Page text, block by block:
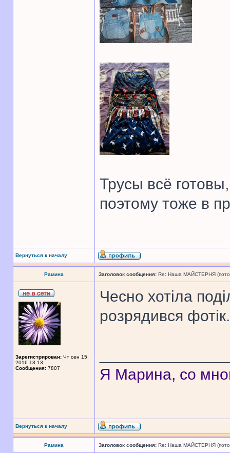
Трусы всё
поэтому тоже в
Вернуться к началу
Рамина Заголовок сообщения: Re: Наша МАЙСТЕРНЯ
Зарегистрирован: Чт сен 15,
2016 13:13
Сообщения: 7807
Чесно хотіла
розрядився фотік.
Я Марина, со
Вернуться к началу
Рамина Заголовок сообщения: Re: Наша МАЙСТЕРНЯ